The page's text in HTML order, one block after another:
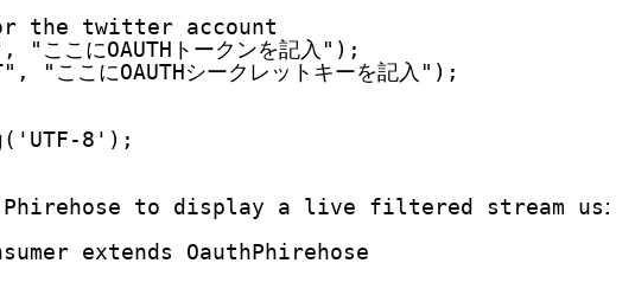
the twitter account
"ここにOAUTHトークンを記入");
"ここにOAUTHシークレットキーを記入");
8');
Phirehose to display a live filtered stream
extends OauthPhirehose